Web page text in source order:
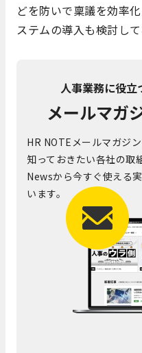
どを防いで稟議を効率
ステムの導入も検討して
人事業務に役立
メールマガ
HR NOTEメールマガジ
知っておきたい各社の取
Newsから今すぐ使える
います。